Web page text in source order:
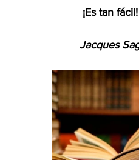
          ¡Es tan fácil!
Jacques